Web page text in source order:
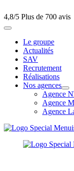
4,8/5 Plus de 700 avis
Le groupe
Actualités
SAV
Recrutement
Réalisations
Nos agences
Agence
Agence
Agence